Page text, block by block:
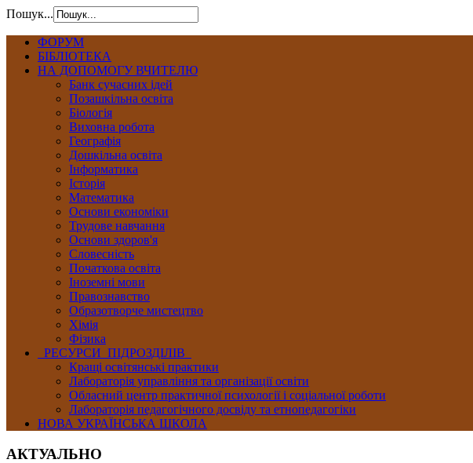
Пошук...
ФОРУМ
БІБЛІОТЕКА
НА ДОПОМОГУ ВЧИТЕЛЮ
Банк сучасних ідей
Позашкільна освіта
Біологія
Виховна робота
Географія
Дошкільна освіта
Інформатика
Історія
Математика
Основи економіки
Трудове навчання
Основи здоров'я
Словесність
Початкова освіта
Іноземні мови
Правознавство
Образотворче мистецтво
Хімія
Фізика
РЕСУРСИ ПІДРОЗДІЛІВ
Кращі освітянські практики
Лабораторія управління та організації освіти
Обласний центр практичної психології і соціальної роботи
Лабораторія педагогічного досвіду та етнопедагогіки
НОВА УКРАЇНСЬКА ШКОЛА
АКТУАЛЬНО